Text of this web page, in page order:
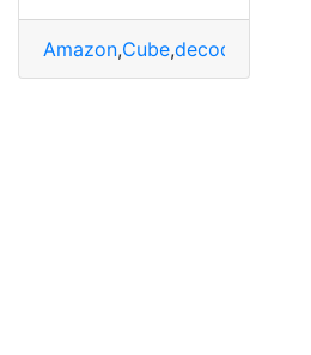
Amazon,Cube,decodificadores